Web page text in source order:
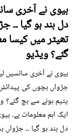
بیوی نے آخری
دل بند ہو گیا
تھیٹر میں کیسا
گئے؟ ویڈیو
بیوی نے آخری سانسیں
جڑواں بچوں کی
یتیم ہونے سے بچ گئے؟
ایک اہم معلومات ہے۔
دل بند ہو گیا ۔۔